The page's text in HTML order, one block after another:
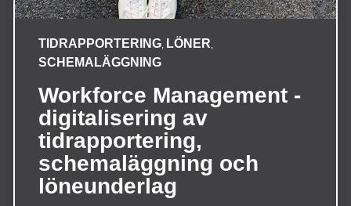
TIDRAPPORTERING, LÖNER,
SCHEMALÄGGNING
Workforce Management -
digitalisering av
tidrapportering,
schemaläggning och
löneunderlag